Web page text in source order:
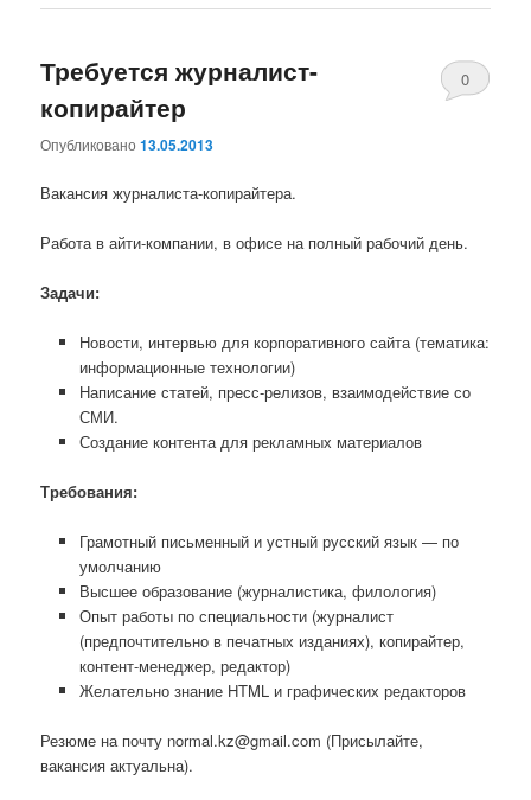
Требуется журналист-
копирайтер
Опубликовано13.05.2013
0
Вакансия журналиста-копирайтера.
Работа в айти-компании, в офисе на полный рабочий день.
Задачи:
Новости, интервью для корпоративного сайта (тематика:
информационные технологии)
Написание статей, пресс-релизов, взаимодействие со
СМИ.
Создание контента для рекламных материалов
Требования:
Грамотный письменный и устный русский язык — по
умолчанию
Высшее образование (журналистика, филология)
Опыт работы по специальности (журналист
(предпочтительно в печатных изданиях), копирайтер,
контент-менеджер, редактор)
Желательно знание HTML и графических редакторов
Резюме на почту normal.kz@gmail.com (Присылайте,
вакансия актуальна).